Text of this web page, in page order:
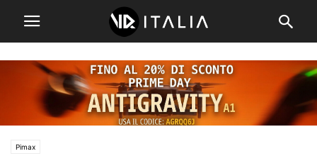
Pimax